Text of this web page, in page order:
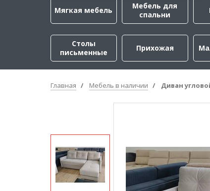
Мягкая мебель
Мебель для
спальни
Столы
письменные
Прихожая
Главная Мебель в наличии Диван